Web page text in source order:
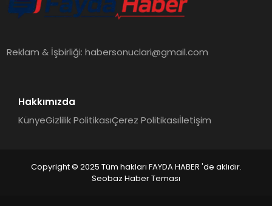
Reklam & İşbirliği:habersonuclari@gmail.com
Hakkımızda
KünyeGizlilik PolitikasıÇerez Politikasıİletişim
Copyright © 2025 Tüm hakları FAYDA HABER 'de aklıdır.
Seobaz Haber Teması